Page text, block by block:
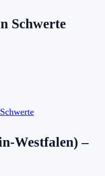
Schwerte
Westfalen) –